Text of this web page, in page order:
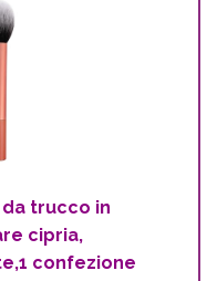
trucco in
cipria,
confezione